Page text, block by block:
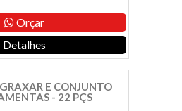
Orçar
Detalhes
E CONJUNTO
- 22 PÇS